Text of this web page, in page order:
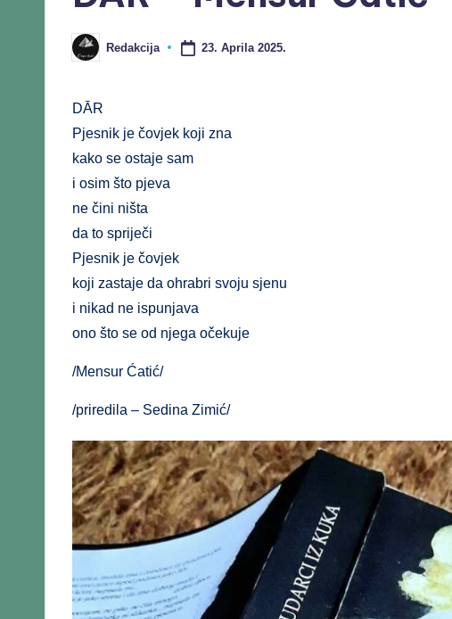
Redakcija 23. Aprila 2025.
DĀR
Pjesnik je čovjek koji zna
kako se ostaje sam
i osim što pjeva
ne čini ništa
da to spriječi
Pjesnik je čovjek
koji zastaje da ohrabri svoju sjenu
i nikad ne ispunjava
ono što se od njega očekuje
/Mensur Ćatić/
/priredila – Sedina Zimić/